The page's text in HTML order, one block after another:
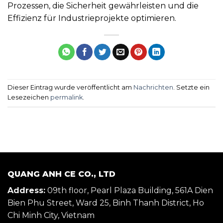
Prozessen, die Sicherheit gewährleisten und die
Effizienz für Industrieprojekte optimieren.
Dieser Eintrag wurde veröffentlicht am Nachrichten. Setzte ein
Lesezeichen permalink.
QUANG ANH CE CO., LTD
Address: 09th floor, Pearl Plaza Building, 561A Dien
Bien Phu Street, Ward 25, Binh Thanh District, Ho
Chi Minh City, Vietnam